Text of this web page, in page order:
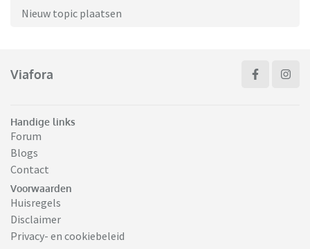
Nieuw topic plaatsen
Viafora
Handige links
Forum
Blogs
Contact
Voorwaarden
Huisregels
Disclaimer
Privacy- en cookiebeleid